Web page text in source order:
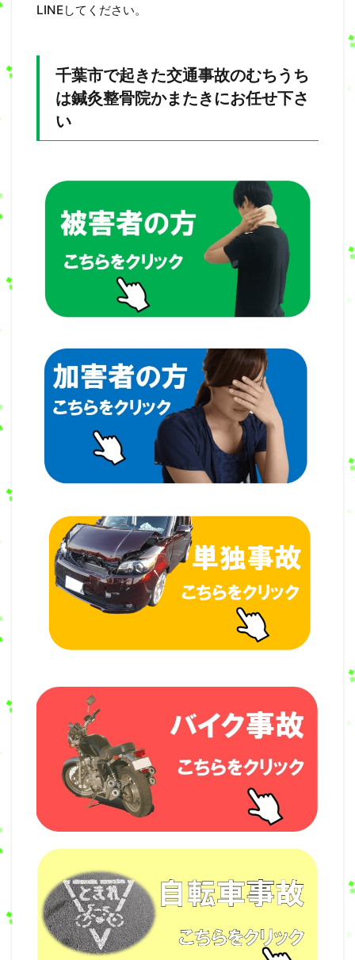
LINEしてください。
千葉市で起きた交通事故のむちうち
は鍼灸整骨院かまたきにお任せ下さ
い